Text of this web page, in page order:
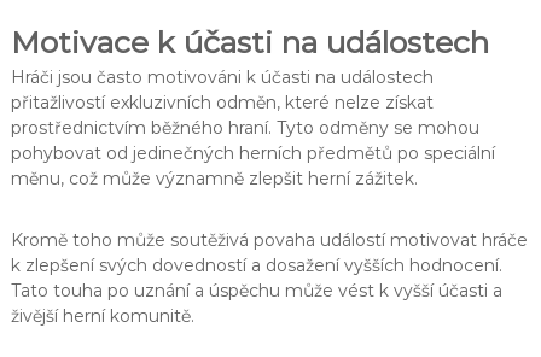
Motivace k účasti na událostech
Hráči jsou často motivováni k účasti na událostech
přitažlivostí exkluzivních odměn, které nelze získat
prostřednictvím běžného hraní. Tyto odměny se mohou
pohybovat od jedinečných herních předmětů po speciální
měnu, což může významně zlepšit herní zážitek.
Kromě toho může soutěživá povaha událostí motivovat hráče
k zlepšení svých dovedností a dosažení vyšších hodnocení.
Tato touha po uznání a úspěchu může vést k vyšší účasti a
živější herní komunitě.